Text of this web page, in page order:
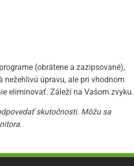
(obrátene a zazipsované),
nežehlivú úpravu, ale pri vhodnom
eliminovať. Záleží na Vašom zvyku.
skutočnosti. Môžu sa